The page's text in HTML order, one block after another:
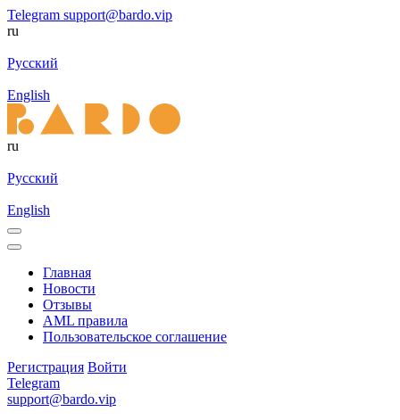
Telegram support@bardo.vip
ru
Русский
English
ru
Русский
English
Главная
Новости
Отзывы
AML правила
Пользовательское соглашение
Регистрация Войти
Telegram
support@bardo.vip